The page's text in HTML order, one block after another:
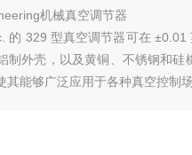
机械真空调节器
的 329 型真空调节器可在
制外壳，以及黄铜、不锈钢和
其能够广泛应用于各种真空控制场